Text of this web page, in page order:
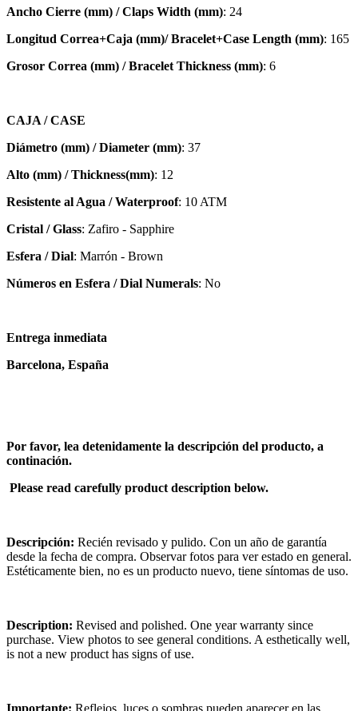
Ancho Cierre (mm) / Claps Width (mm): 24
Longitud Correa+Caja (mm)/ Bracelet+Case Length (mm): 165
Grosor Correa (mm) / Bracelet Thickness (mm): 6
CAJA / CASE
Diámetro (mm) / Diameter (mm): 37
Alto (mm) / Thickness(mm): 12
Resistente al Agua / Waterproof: 10 ATM
Cristal / Glass: Zafiro - Sapphire
Esfera / Dial: Marrón - Brown
Números en Esfera / Dial Numerals: No
Entrega inmediata
Barcelona, España
Por favor, lea detenidamente la descripción del producto, a
continación.
Please read carefully product description below.
Descripción: Recién revisado y pulido. Con un año de garantía
desde la fecha de compra. Observar fotos para ver estado en general.
Estéticamente bien, no es un producto nuevo, tiene síntomas de uso.
Description: Revised and polished. One year warranty since
purchase. View photos to see general conditions. A esthetically well,
is not a new product has signs of use.
Importante: Reflejos, luces o sombras pueden aparecer en las